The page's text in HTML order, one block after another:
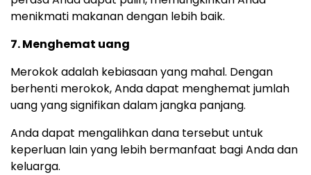
menikmati makanan dengan lebih baik.
7. Menghemat uang
Merokok adalah kebiasaan yang mahal. Dengan
berhenti merokok, Anda dapat menghemat jumlah
uang yang signifikan dalam jangka panjang.
Anda dapat mengalihkan dana tersebut untuk
keperluan lain yang lebih bermanfaat bagi Anda dan
keluarga.